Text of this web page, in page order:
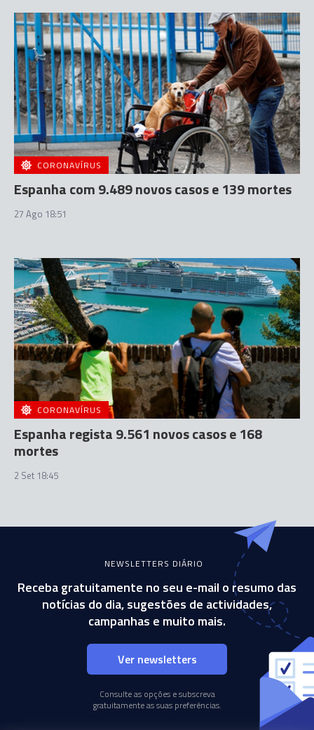
CORONAVÍRUS
Espanha com 9.489 novos casos e 139 mortes
27 Ago 18:51
CORONAVÍRUS
Espanha regista 9.561 novos casos e 168
mortes
2 Set 18:45
NEWSLETTERS DIÁRIO
Receba gratuitamente no seu e-mail o resumo das
notícias do dia, sugestões de actividades,
campanhas e muito mais.
Ver newsletters
Consulte as opções e subscreva
gratuitamente as suas preferências.